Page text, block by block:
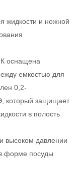
жидкости и ножной
оснащена
емкостью для
0,2-
который защищает
в полость
высоком давлении
форме посуды